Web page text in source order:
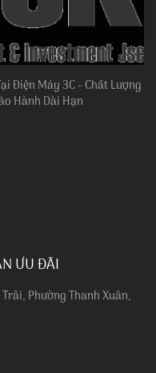
Điện Máy 3C - Chất Lượng
Hành Dài Hạn
ƯU ĐÃI
Phường Thanh Xuân,